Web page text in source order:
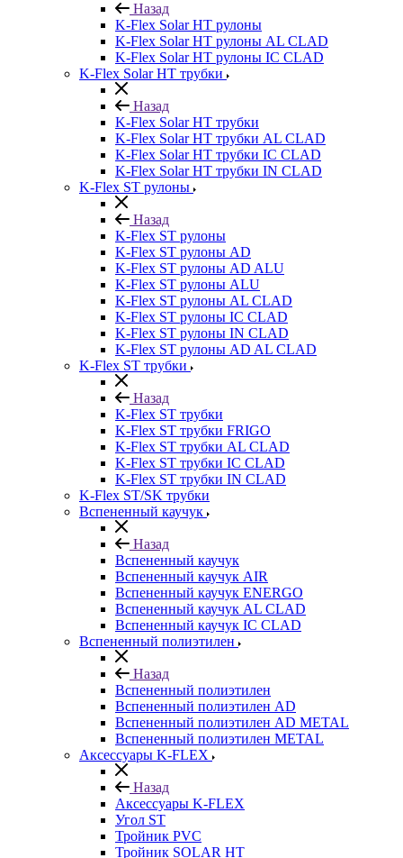
Назад
K-Flex Solar HT рулоны
K-Flex Solar HT рулоны AL CLAD
K-Flex Solar HT рулоны IC CLAD
K-Flex Solar HT трубки
Назад
K-Flex Solar HT трубки
K-Flex Solar HT трубки AL CLAD
K-Flex Solar HT трубки IC CLAD
K-Flex Solar HT трубки IN CLAD
K-Flex ST рулоны
Назад
K-Flex ST рулоны
K-Flex ST рулоны AD
K-Flex ST рулоны AD ALU
K-Flex ST рулоны ALU
K-Flex ST рулоны AL CLAD
K-Flex ST рулоны IC CLAD
K-Flex ST рулоны IN CLAD
K-Flex ST рулоны AD AL CLAD
K-Flex ST трубки
Назад
K-Flex ST трубки
K-Flex ST трубки FRIGO
K-Flex ST трубки AL CLAD
K-Flex ST трубки IC CLAD
K-Flex ST трубки IN CLAD
K-Flex ST/SK трубки
Вспененный каучук
Назад
Вспененный каучук
Вспененный каучук AIR
Вспененный каучук ENERGO
Вспененный каучук AL CLAD
Вспененный каучук IC CLAD
Вспененный полиэтилен
Назад
Вспененный полиэтилен
Вспененный полиэтилен AD
Вспененный полиэтилен AD METAL
Вспененный полиэтилен METAL
Аксессуары K-FLEX
Назад
Аксессуары K-FLEX
Угол ST
Тройник PVC
Тройник SOLAR HT